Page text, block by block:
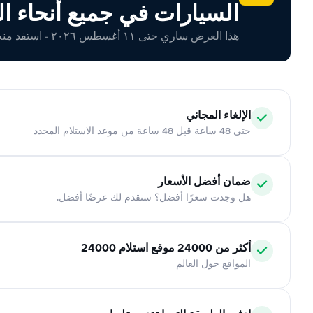
السيارات في جميع أنحاء
هذا العرض ساري حتى ١١ أغسطس ٢٠٢٦ - استفد منه اليوم!
الإلغاء المجاني
حتى 48 ساعة قبل 48 ساعة من موعد الاستلام المحدد
ضمان أفضل الأسعار
هل وجدت سعرًا أفضل؟ سنقدم لك عرضًا أفضل.
أكثر من 24000 موقع استلام 24000
المواقع حول العالم